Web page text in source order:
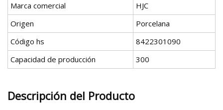
Marca comercial
HJC
Origen
Porcelana
Código hs
8422301090
Capacidad de producción
300
Descripción del Producto